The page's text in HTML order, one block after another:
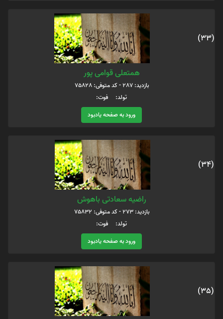
(33)
همتعلی قوامی پور
بازدید: 287 - کد متوفی: 75828
تولد: فوت:
ورود به صفحه یادبود
(34)
راضیه سعادتی باهوش
بازدید: 273 - کد متوفی: 75832
تولد: فوت:
ورود به صفحه یادبود
(35)